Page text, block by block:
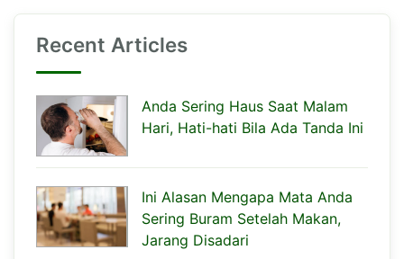
Recent Articles
Anda Sering Haus Saat Malam
Hari, Hati-hati Bila Ada Tanda Ini
Ini Alasan Mengapa Mata Anda
Sering Buram Setelah Makan,
Jarang Disadari